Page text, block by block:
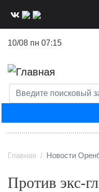
10/08 пн 07:15
Главная Новости
Против экс-